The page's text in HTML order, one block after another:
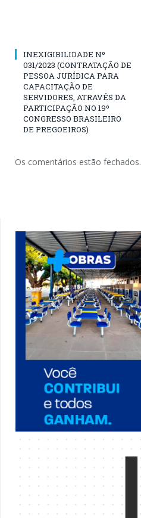
INEXIGIBILIDADE Nº
031/2023 (CONTRATAÇÃO DE
PESSOA JURÍDICA PARA
CAPACITAÇÃO DE
SERVIDORES, ATRAVÉS DA
PARTICIPAÇÃO NO 19º
CONGRESSO BRASILEIRO
DE PREGOEIROS)
Os comentários estão fechados.